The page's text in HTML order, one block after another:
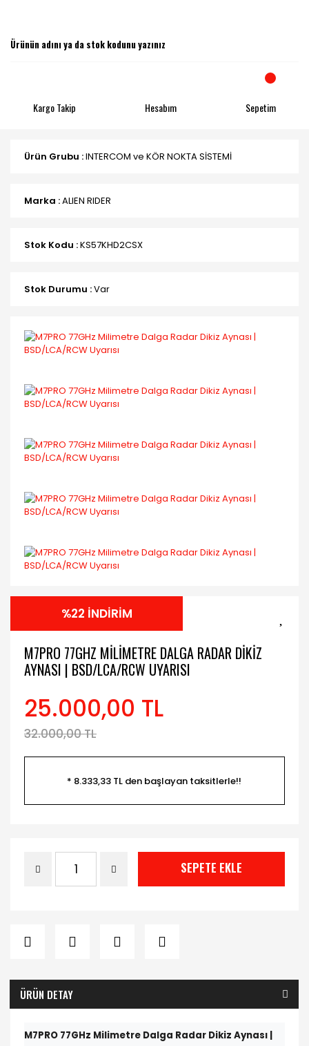
Kargo Takip Hesabım Sepetim
Ürün Grubu :INTERCOM ve KÖR NOKTA SİSTEMİ
Marka :ALIEN RIDER
Stok Kodu :KS57KHD2CSX
Stok Durumu :Var
%22 İNDİRİM
M7PRO 77GHZ MILIMETRE DALGA RADAR DIKIZ
AYNASI | BSD/LCA/RCW UYARISI
25.000,00 TL
32.000,00 TL
* 8.333,33 TL den başlayan taksitlerle!!
SEPETE EKLE
ÜRÜN DETAY
M7PRO 77GHz Milimetre Dalga Radar Dikiz Aynası |